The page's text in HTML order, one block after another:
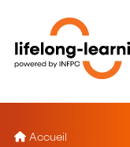
Accueil